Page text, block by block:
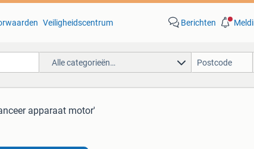
Veiligheidscentrum Berichten
Alle categorieën…
apparaat motor'